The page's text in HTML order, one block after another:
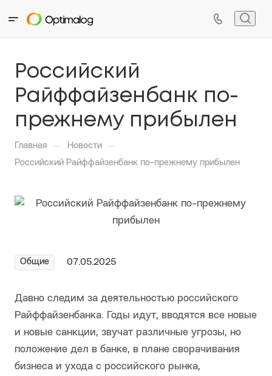
Российский
Райффайзенбанк по-
прежнему прибылен
Главная — Новости —
Российский Райффайзенбанк по-прежнему прибылен
Общие 07.05.2025
Давно следим за деятельностью российского
Райффайзенбанка. Годы идут, вводятся все новые
и новые санкции, звучат различные угрозы, но
положение дел в банке, в плане сворачивания
бизнеса и ухода с российского рынка,